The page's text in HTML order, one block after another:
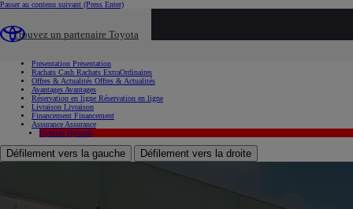
Passer au contenu suivant (Press Enter)
Trouvez un partenaire Toyota
Présentation Présentation
Rachats Cash Rachats ExtraOrdinaires
Offres & Actualités Offres & Actualités
Avantages Avantages
Réservation en ligne Réservation en ligne
Livraison Livraison
Financement Financement
Assurance Assurance
Hybride Hybride
Défilement vers la gauche Défilement vers la droite